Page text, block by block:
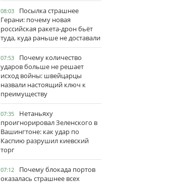
08:03
Посылка страшнее
Герани: почему новая
российская ракета-дрон бьёт
туда, куда раньше не доставали
07:53
Почему количество
ударов больше не решает
исход войны: швейцарцы
назвали настоящий ключ к
преимуществу
07:35
Нетаньяху
проигнорировал Зеленского в
Вашингтоне: как удар по
Каспию разрушил киевский
торг
07:12
Почему блокада портов
оказалась страшнее всех